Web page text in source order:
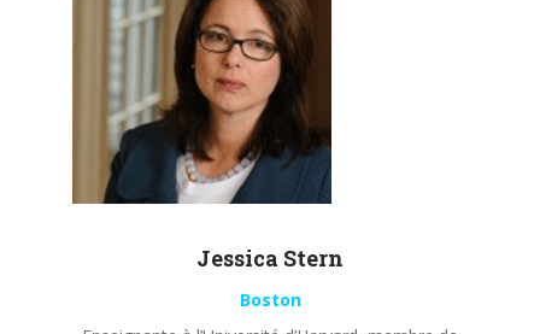
Jessica Stern
Boston